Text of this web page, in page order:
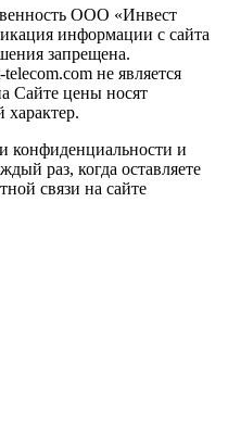
ООО «Инвест
информации с сайта
запрещена.
не является
Сайте цены носят
конфиденциальности и
раз, когда оставляете
связи на сайте